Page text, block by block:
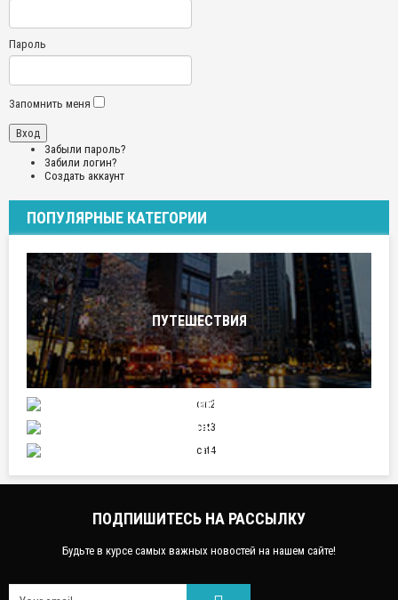
Пароль
Запомнить меня
Забыли пароль?
Забили логин?
Создать аккаунт
ПОПУЛЯРНЫЕ КАТЕГОРИИ
ПУТЕШЕСТВИЯ
ОТНОШЕНИЯ
СПОРТ
НАУКА И ТЕХНИКА
ПОДПИШИТЕСЬ НА РАССЫЛКУ
Будьте в курсе самых важных новостей на нашем сайте!